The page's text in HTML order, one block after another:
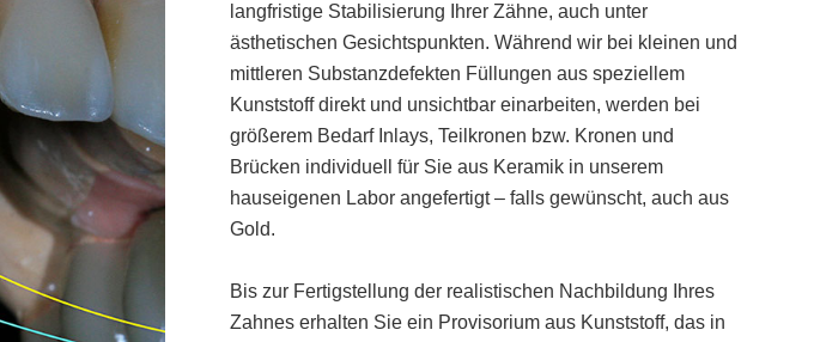
langfristige Stabilisierung Ihrer Zähne, auch unter
ästhetischen Gesichtspunkten. Während wir bei kleinen und
mittleren Substanzdefekten Füllungen aus speziellem
Kunststoff direkt und unsichtbar einarbeiten, werden bei
größerem Bedarf Inlays, Teilkronen bzw. Kronen und
Brücken individuell für Sie aus Keramik in unserem
hauseigenen Labor angefertigt – falls gewünscht, auch aus
Gold.
Bis zur Fertigstellung der realistischen Nachbildung Ihres
Zahnes erhalten Sie ein Provisorium aus Kunststoff, das in